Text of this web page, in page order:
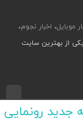
موبایل، اخبار نجوم،
از بهترین سایت
با طراحی وب پارسا
2026 با تراشه جدید رونمایی